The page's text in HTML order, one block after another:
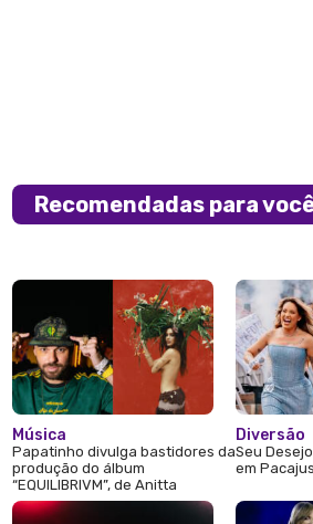
Recomendadas para
Música
Papatinho divulga bastidores da
produção do álbum
“EQUILIBRIVM”, de Anitta
Diversão
Seu
em